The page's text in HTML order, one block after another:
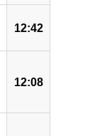
12:42
12:08